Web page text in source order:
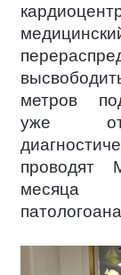
метров
уже
проводят
месяца